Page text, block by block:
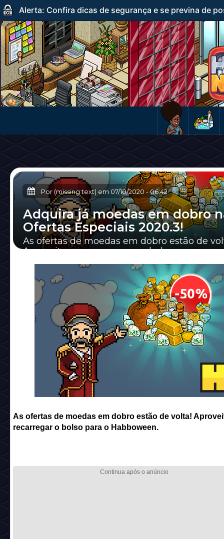
Alerta: Confira dicas de segurança e se previna de
Por (missing text) em 07/10/2020-06:42
Adquira já moedas em dobro
Ofertas Especiais 2020.3!
As ofertas de moedas em dobro estão de
Aproveite para recarregar o bolso para o
As ofertas de moedas em dobro estão de volta!
recarregar o bolso para o Habboween.